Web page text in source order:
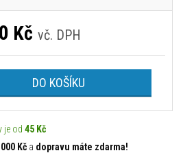
Kč vč. DPH
DO KOŠÍKU
je od 45 Kč
Kč a dopravu máte zdarma!